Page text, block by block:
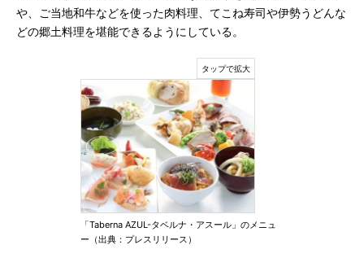
や、ご当地和牛などを使った肉料理、てこね寿司や伊勢うどんな
どの郷土料理を堪能できるようにしている。
「Taberna AZUL-タベルナ・アスール」のメニュ
ー（出典：プレスリリース）